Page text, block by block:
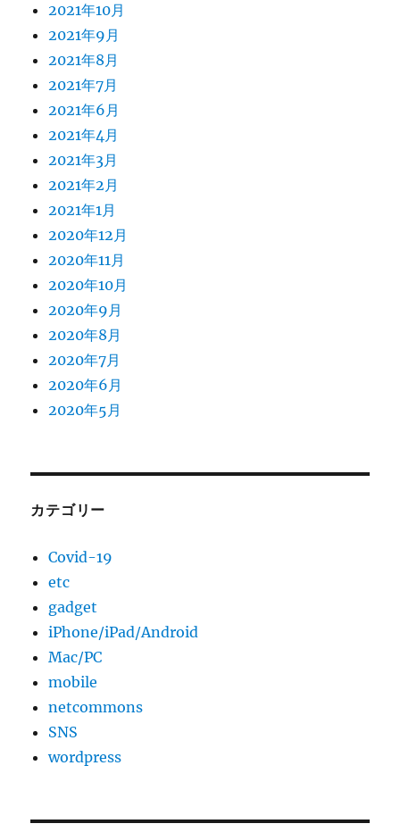
2021年10月
2021年9月
2021年8月
2021年7月
2021年6月
2021年4月
2021年3月
2021年2月
2021年1月
2020年12月
2020年11月
2020年10月
2020年9月
2020年8月
2020年7月
2020年6月
2020年5月
カテゴリー
Covid-19
etc
gadget
iPhone/iPad/Android
Mac/PC
mobile
netcommons
SNS
wordpress